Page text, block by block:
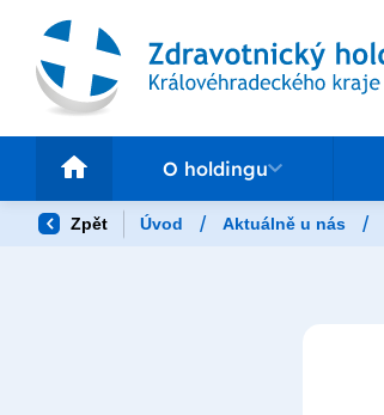
O holdingu
Zpět Úvod / Aktuálně u nás /